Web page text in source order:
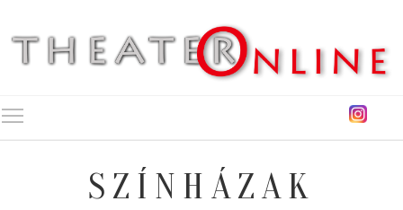
SZÍNHÁZAK